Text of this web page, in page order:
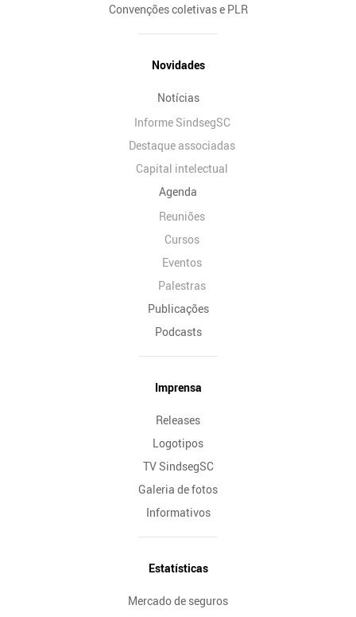
Convenções coletivas e PLR
Novidades
Notícias
Informe SindsegSC
Destaque associadas
Capital intelectual
Agenda
Reuniões
Cursos
Eventos
Palestras
Publicações
Podcasts
Imprensa
Releases
Logotipos
TV SindsegSC
Galeria de fotos
Informativos
Estatísticas
Mercado de seguros